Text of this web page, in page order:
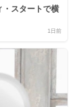
・スタートで横
1日前